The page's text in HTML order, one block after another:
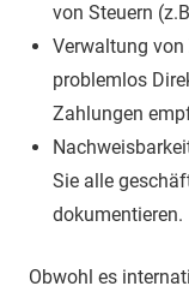
von Steuern
Verwaltung
problemlos
Zahlungen
Sie alle
dokumentieren.
Obwohl es